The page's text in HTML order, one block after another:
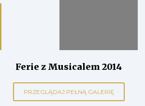
z Musicalem 2014
PEŁNĄ GALERIĘ